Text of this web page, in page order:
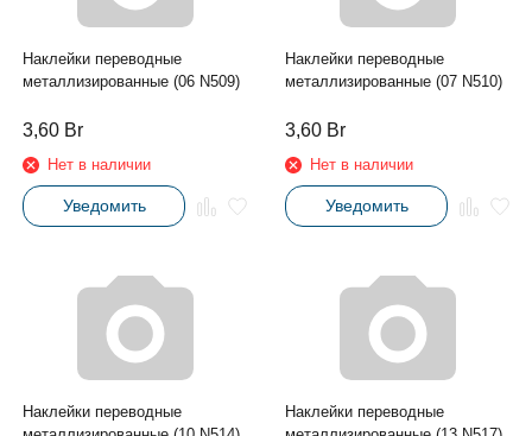
Наклейки переводные
металлизированные (06 N509)
3,60 Br
Нет в наличии
Уведомить
Наклейки переводные
металлизированные (07 N510)
3,60 Br
Нет в наличии
Уведомить
Наклейки переводные
Наклейки переводные